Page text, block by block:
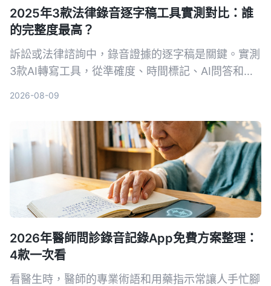
2025年3款法律錄音逐字稿工具實測對比：誰
的完整度最高？
訴訟或法律諮詢中，錄音證據的逐字稿是關鍵。實測
3款AI轉寫工具，從準確度、時間標記、AI問答和法
2026-08-09
2026年醫師問診錄音記錄App免費方案整理：
4款一次看
看醫生時，醫師的專業術語和用藥指示常讓人手忙腳